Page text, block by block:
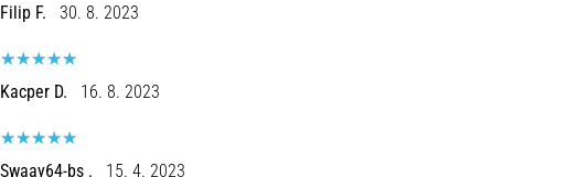
Filip F. 30. 8. 2023
Kacper D. 16. 8. 2023
Swaay64-bs . 15. 4. 2023